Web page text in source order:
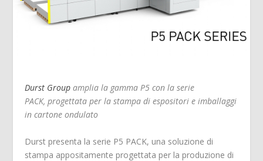
Durst Group amplia la gamma P5 con la serie
PACK, progettata per la stampa di espositori e imballaggi
in cartone ondulato
Durst presenta la serie P5 PACK, una soluzione di
stampa appositamente progettata per la produzione di